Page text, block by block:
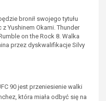
bronił swojego tytułu
Yushinem Okami. Thunder
on the Rock 8. Walka
przez dyskwalifikacje Silvy
90 jest przeniesienie walki
która miała odbyć się na